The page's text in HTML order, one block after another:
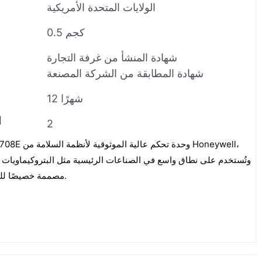
الولايات المتحدة الأمريكية
0.5 كجم
شهادة المنشأ من غرفة التجارة
شهادة المطابقة من الشركة المصنعة
12 شهرًا
2
وتُستخدم على نطاق واسع في الصناعات الرئيسية مثل البتروكيماويات
مصممة خصيصًا للتطبيقات الحرجة المتعلقة بالسلامة.